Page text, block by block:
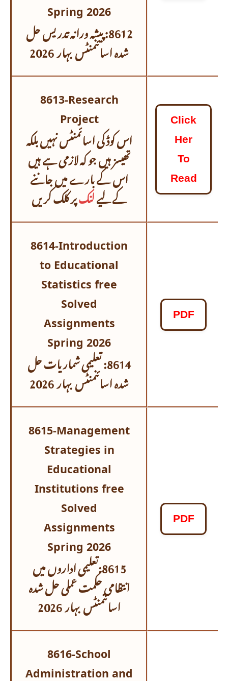
Spring 2026
8612: پیشہ ورانہ تدریس حل
شدہ اسائنمنٹسبہار 2026
8613-Research
Project
اس کوڈ کی اسائمنٹس نہیں بلکہ
تھیسز ہیں جو کہ لازمی ہے ہیں
اس کے بارے میں جاننے
کے لیےلنکپر کلک کریں
Click
Her
To
Read
8614-Introduction
to Educational
Statistics free
Solved
Assignments
Spring 2026
8614: تعلیمی شماریات حل
شدہ اسائنمنٹسبہار 2026
PDF
8615-Management
Strategies in
Educational
Institutions free
Solved
Assignments
Spring 2026
8615:تعلیمی اداروں میں
انتظامی حکمت عملی حل شدہ
اسائنمنٹسبہار 2026
PDF
8616-School
Administration and